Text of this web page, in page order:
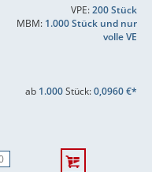
VPE:200 Stück
MBM: 1.000 Stück und nur
volle VE
ab 1.000Stück:0,0960 €*